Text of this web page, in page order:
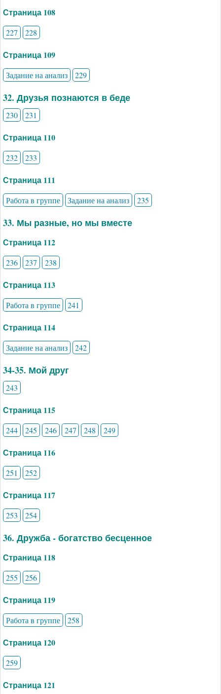
Страница 108
227 228
Страница 109
Задание на анализ 229
32. Друзья познаются в беде
230 231
Страница 110
232 233
Страница 111
Работа в группе Задание на анализ 235
33. Мы разные, но мы вместе
Страница 112
236 237 238
Страница 113
Работа в группе 241
Страница 114
Задание на анализ 242
34-35. Мой друг
243
Страница 115
244 245 246 247 248 249
Страница 116
251 252
Страница 117
253 254
36. Дружба - богатство бесценное
Страница 118
255 256
Страница 119
Работа в группе 258
Страница 120
259
Страница 121